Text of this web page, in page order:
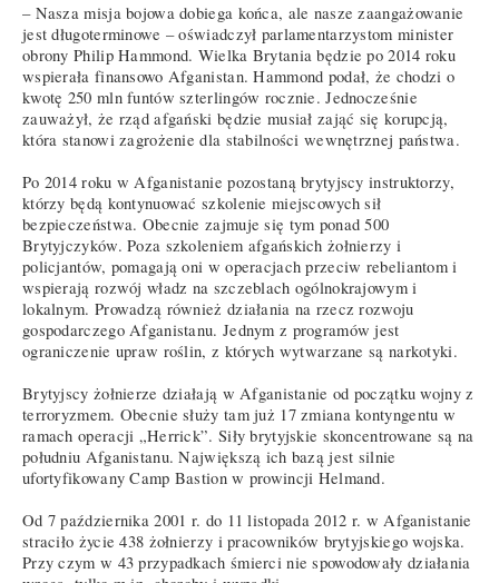
– Nasza misja bojowa dobiega końca, ale nasze zaangażowanie
jest długoterminowe – oświadczył parlamentarzystom minister
obrony Philip Hammond. Wielka Brytania będzie po 2014 roku
wspierała finansowo Afganistan. Hammond podał, że chodzi o
kwotę 250 mln funtów szterlingów rocznie. Jednocześnie
zauważył, że rząd afgański będzie musiał zająć się korupcją,
która stanowi zagrożenie dla stabilności wewnętrznej państwa.
Po 2014 roku w Afganistanie pozostaną brytyjscy instruktorzy,
którzy będą kontynuować szkolenie miejscowych sił
bezpieczeństwa. Obecnie zajmuje się tym ponad 500
Brytyjczyków. Poza szkoleniem afgańskich żołnierzy i
policjantów, pomagają oni w operacjach przeciw rebeliantom i
wspierają rozwój władz na szczeblach ogólnokrajowym i
lokalnym. Prowadzą również działania na rzecz rozwoju
gospodarczego Afganistanu. Jednym z programów jest
ograniczenie upraw roślin, z których wytwarzane są narkotyki.
Brytyjscy żołnierze działają w Afganistanie od początku wojny z
terroryzmem. Obecnie służy tam już 17 zmiana kontyngentu w
ramach operacji „Herrick”. Siły brytyjskie skoncentrowane są na
południu Afganistanu. Największą ich bazą jest silnie
ufortyfikowany Camp Bastion w prowincji Helmand.
Od 7 października 2001 r. do 11 listopada 2012 r. w Afganistanie
straciło życie 438 żołnierzy i pracowników brytyjskiego wojska.
Przy czym w 43 przypadkach śmierci nie spowodowały działania